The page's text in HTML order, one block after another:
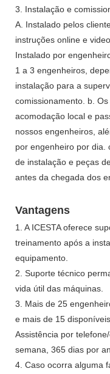
3. Instalação e
A. Instalado pelos
instruções online e
Instalado por
1 a 3 engenheiros,
instalação para a
comissionamento. b.
acomodação local e
nossos engenheiros,
por engenheiro por dia.
de instalação e peças
antes da chegada dos
Vantagens
1. A ICESTA oferece
treinamento após a
equipamento.
2. Suporte técnico
vida útil das máquinas.
3. Mais de 25
e mais de 15
Assistência por
semana, 365 dias por
4. Caso ocorra alguma